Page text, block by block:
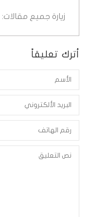
زيارة جميع مقالات:
أترك تعليقاً